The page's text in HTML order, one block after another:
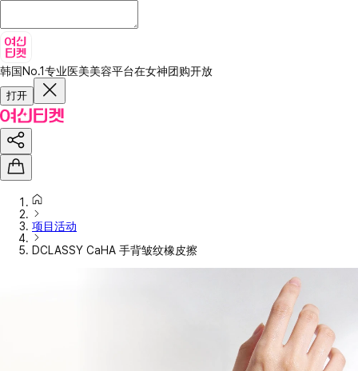
韩国No.1专业医美美容平台在女神团购开放
打开
项目活动
DCLASSY CaHA 手背皱纹橡皮擦